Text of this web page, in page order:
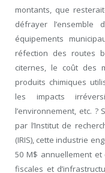
montants, que
défrayer l’ensemble
équipements
réfection des routes
citernes, le coût des
produits chimiques
les impacts
l’environnement, etc.
par l’Institut de
(IRIS), cette industrie
50 M$ annuellement
fiscales et